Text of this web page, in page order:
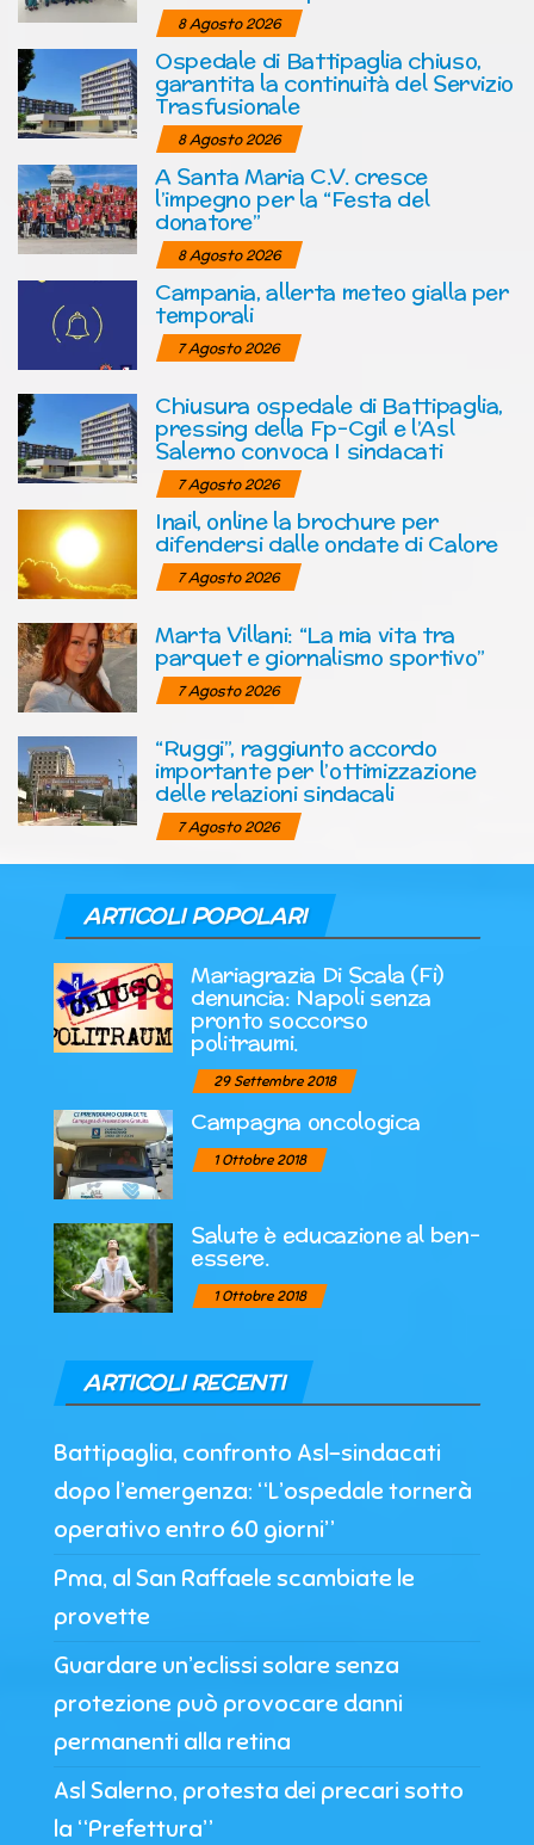
8 Agosto 2026
Ospedale di Battipaglia chiuso,
garantita la continuità del Servizio
Trasfusionale
8 Agosto 2026
A Santa Maria C.V. cresce
l’impegno per la “Festa del
donatore”
8 Agosto 2026
Campania, allerta meteo gialla per
temporali
7 Agosto 2026
Chiusura ospedale di Battipaglia,
pressing della Fp-Cgil e l’Asl
Salerno convoca I sindacati
7 Agosto 2026
Inail, online la brochure per
difendersi dalle ondate di Calore
7 Agosto 2026
Marta Villani: “La mia vita tra
parquet e giornalismo sportivo”
7 Agosto 2026
“Ruggi”, raggiunto accordo
importante per l’ottimizzazione
delle relazioni sindacali
7 Agosto 2026
ARTICOLI POPOLARI
Mariagrazia Di Scala (Fi)
denuncia: Napoli senza
pronto soccorso
politraumi.
29 Settembre 2018
Campagna oncologica
1 Ottobre 2018
Salute è educazione al ben-
essere.
1 Ottobre 2018
ARTICOLI RECENTI
Battipaglia, confronto Asl-sindacati
dopo l’emergenza: “L’ospedale tornerà
operativo entro 60 giorni”
Pma, al San Raffaele scambiate le
provette
Guardare un’eclissi solare senza
protezione può provocare danni
permanenti alla retina
Asl Salerno, protesta dei precari sotto
la “Prefettura”